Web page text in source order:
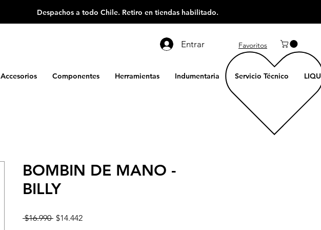
Despachos a todo Chile. Retiro en tiendas habilitado.
Entrar Favoritos
Accesorios Componentes Herramientas Indumentaria Servicio Técnico
BOMBIN DE MANO -
BILLY
$16.990 Precio
$14.442Precio